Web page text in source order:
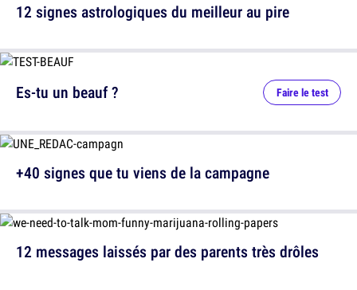
12 signes astrologiques du meilleur au pire
12 messages laissés par des parents très drôles
Es-tu un beauf ? Faire le test
+40 signes que tu viens de la campagne